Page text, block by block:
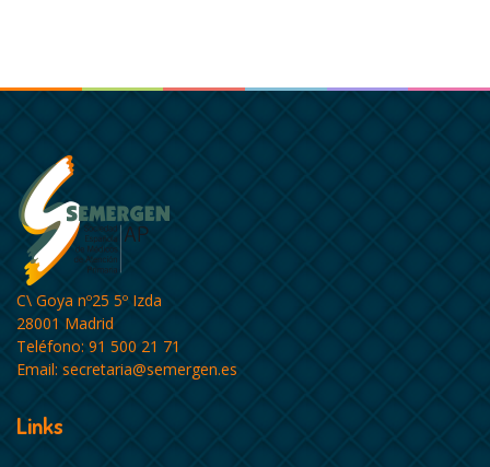
C\ Goya nº25 5º Izda
28001 Madrid
Teléfono: 91 500 21 71
Email: secretaria@semergen.es
Links